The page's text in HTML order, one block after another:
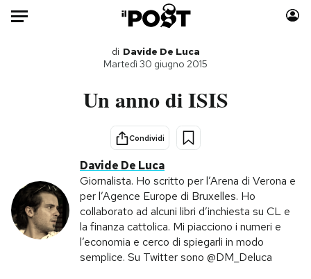
Auto
Tecnologia
Internet
Scienza
Cultura
Economia
Libri
Storie/Idee
Ok Boomer!
Media
Europa
Altrecose
di Davide De Luca
Martedì 30 giugno 2015
Un anno di ISIS
Condividi
Davide De Luca
Giornalista. Ho scritto per l’Arena di Verona e
per l’Agence Europe di Bruxelles. Ho
collaborato ad alcuni libri d’inchiesta su CL e
la finanza cattolica. Mi piacciono i numeri e
l’economia e cerco di spiegarli in modo
semplice. Su Twitter sono @DM_Deluca